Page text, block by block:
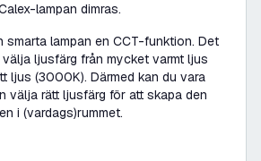
lampan dimras.
smarta lampan en CCT-funktion. Det
ljusfärg från mycket varmt ljus
ljus (3000K). Därmed kan du vara
välja rätt ljusfärg för att skapa den
i (vardags)rummet.